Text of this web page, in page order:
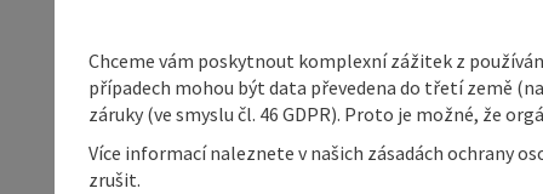
Chceme vám poskytnout komplexní zážitek z
případech mohou být data převedena do třetí země
záruky (ve smyslu čl. 46 GDPR). Proto je možné, že
Více informací naleznete v našich zásadách ochrany
zrušit.